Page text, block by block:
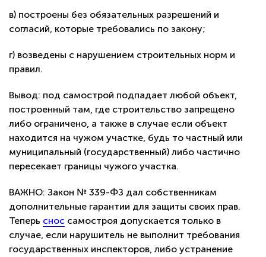
в) построены без обязательных разрешений и
согласий, которые требовались по закону;
г) возведены с нарушением строительных норм и
правил.
Вывод: под самострой подпадает любой объект,
построенный там, где строительство запрещено
либо ограничено, а также в случае если объект
находится на чужом участке, будь то частный или
муниципальный (государственный) либо частично
пересекает границы чужого участка.
ВАЖНО: Закон № 339-ФЗ дал собственникам
дополнительные гарантии для защиты своих прав.
Теперь снос самостроя допускается только в
случае, если нарушитель не выполнит требования
государственных инспекторов, либо устранение